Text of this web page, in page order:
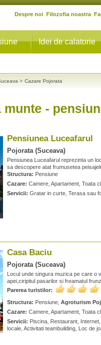
Idei de calatorie
Despre noi Filozofia noastra
> Cazare Pojorata
munte -
Pensiunea Luceafarul
Pojorata (Suceava)
Pensiunea Luceafarul reprezinta un
sa descopere atat frumusetea
Structura: Pensiune
Cazare: Camere, Apartament, Toata
Servicii: Gratar in curte, Terasa sau
Casa Baciu
Pojorata (Suceava)
Locul unde singura muzica pe care o
apei,ciripitul pasarilor si freamatul
Parerea turistilor:
Structura: Pensiune, Agroturism
Cazare: Camere, Apartament, Toata
Servicii: Piscina, Restaurant,
locale, Activitati teambuilding, Loc de